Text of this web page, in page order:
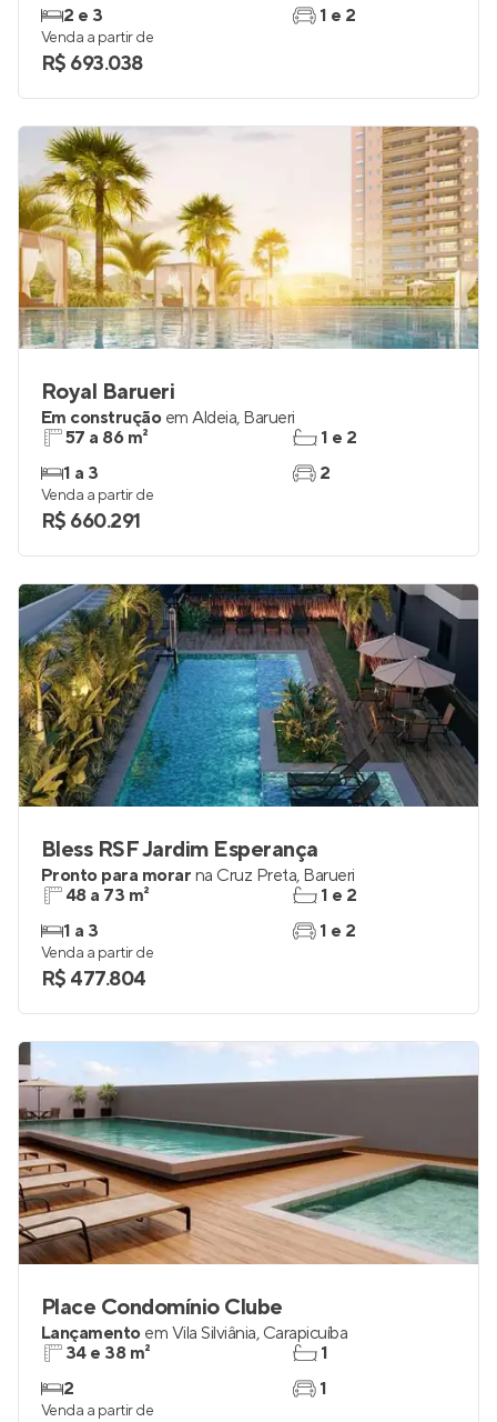
2 e 3
1 e 2
Venda a partir de
R$ 693.038
Royal Barueri
Em construção em Aldeia, Barueri
57 a 86 m²
1 a 3
1 e 2
2
Venda a partir de
R$ 660.291
Bless RSF Jardim Esperança
Pronto para morar na Cruz Preta, Barueri
48 a 73 m²
1 a 3
1 e 2
1 e 2
Venda a partir de
R$ 477.804
Place Condomínio Clube
Lançamento em Vila Silviânia, Carapicuíba
34 e 38 m²
2
1
1
Venda a partir de